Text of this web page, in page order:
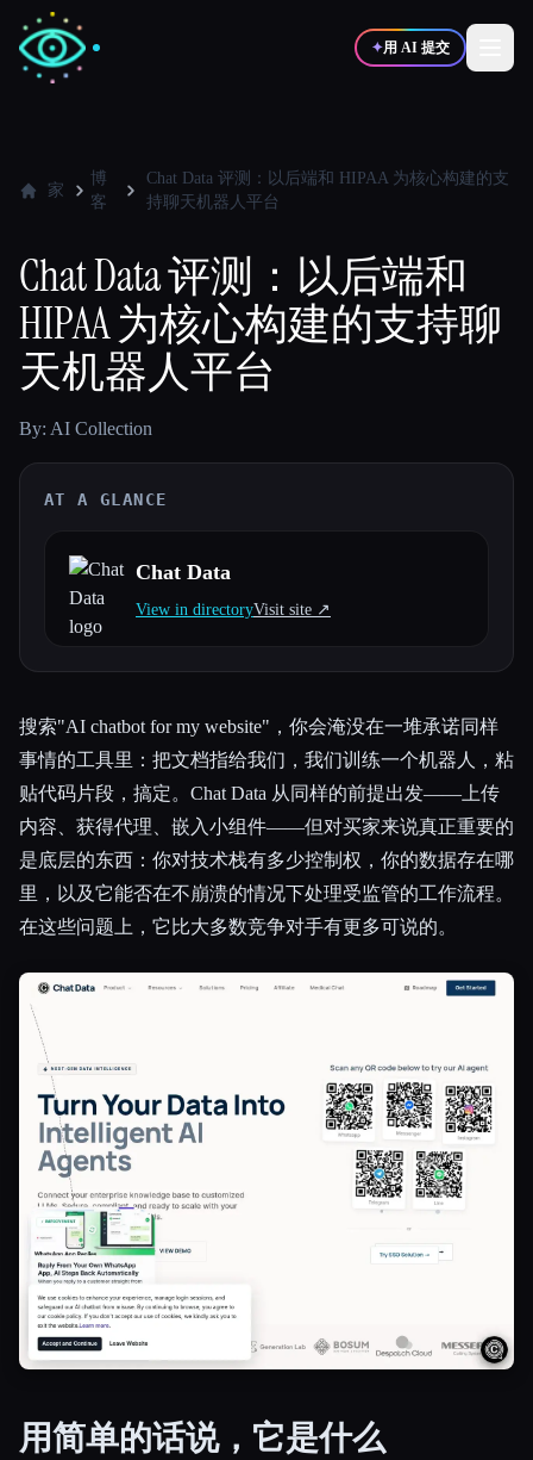
✦用 AI 提交
写作者 🎨设计师
💻 开发者 📈 营销
🎓学生 🎬创作者
博客
所有分类
关于
家
博
客
Chat Data 评测：以后端和 HIPAA 为核心构建的支
持聊天机器人平台
Chat Data 评测：以后端和
HIPAA 为核心构建的支持聊
天机器人平台
By: AI Collection
AT A GLANCE
Chat Data
View in directoryVisit site ↗︎
搜索"AI chatbot for my website"，你会淹没在一堆承诺同样
事情的工具里：把文档指给我们，我们训练一个机器人，粘
贴代码片段，搞定。Chat Data 从同样的前提出发——上传
内容、获得代理、嵌入小组件——但对买家来说真正重要的
是底层的东西：你对技术栈有多少控制权，你的数据存在哪
里，以及它能否在不崩溃的情况下处理受监管的工作流程。
在这些问题上，它比大多数竞争对手有更多可说的。
用简单的话说，它是什么